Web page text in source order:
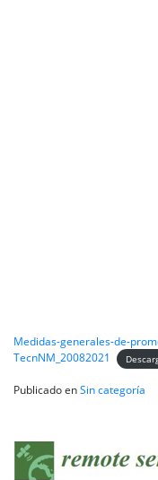
Medidas-generales-de-
TecnNM_20082021
Publicado enSin categoría